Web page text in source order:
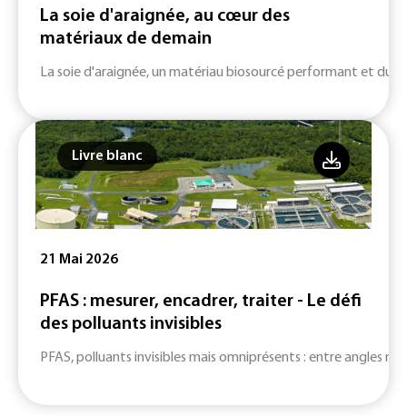
La soie d'araignée, au cœur des
matériaux de demain
La soie d'araignée, un matériau biosourcé performant et
Livre blanc
21 Mai 2026
PFAS : mesurer, encadrer, traiter - Le défi
des polluants invisibles
PFAS, polluants invisibles mais omniprésents : entre angles